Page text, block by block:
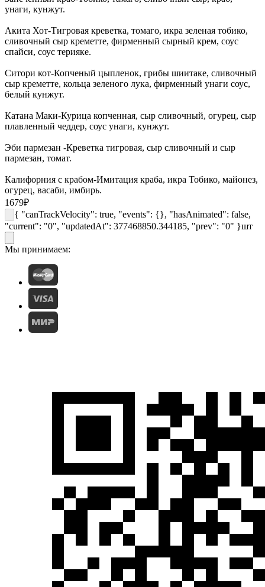
унаги, кунжут.
Акита Хот-Тигровая креветка, томаго, икра зеленая тобико,
сливочный сыр креметте, фирменный сырный крем, соус
спайси, соус терияке.
Ситори кот-Копченый цыпленок, грибы шиитаке, сливочный
сыр креметте, кольца зеленого лука, фирменный унаги соус,
белый кунжут.
Катана Маки-Курица копченная, сыр сливочный, огурец, сыр
плавленный чеддер, соус унаги, кунжут.
Эби пармезан -Креветка тигровая, сыр сливочный и сыр
пармезан, томат.
Калифорния с крабом-Имитация краба, икра Тобико, майонез,
огурец, васаби, имбирь.
1679₽
{ "canTrackVelocity": true, "events": {}, "hasAnimated": false,
"current": "0", "updatedAt": 377468850.344185, "prev": "0" }шт
Мы принимаем: